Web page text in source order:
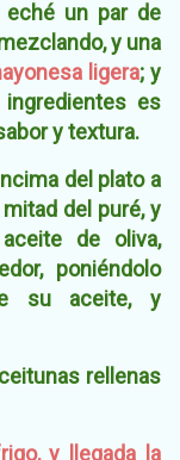
eché un par de
y una
ligera; y
es
y textura.
del plato a
del puré, y
de oliva,
poniéndolo
su aceite, y
rellenas
y llegada la